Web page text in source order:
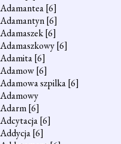
Adamantea[6]
Adamantyn[6]
Adamaszek[6]
Adamaszkowy[6]
Adamita[6]
Adamow[6]
Adamowa szpilka[6]
Adamowy
Adarm[6]
Adcytacja[6]
Addycja[6]